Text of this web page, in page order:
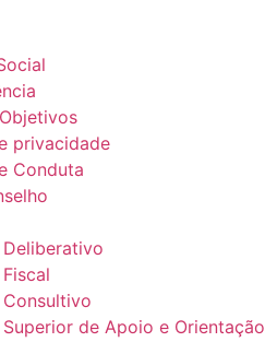
privacidade
Conduta
de Apoio e Orientação